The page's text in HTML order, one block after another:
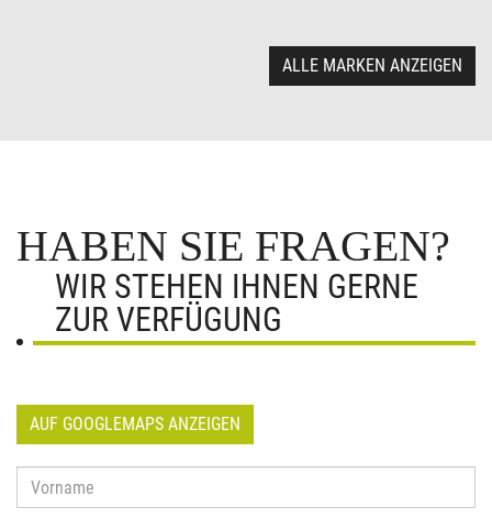
ALLE MARKEN ANZEIGEN
HABEN SIE FRAGEN?
WIR STEHEN IHNEN GERNE
ZUR VERFÜGUNG
AUF GOOGLEMAPS ANZEIGEN